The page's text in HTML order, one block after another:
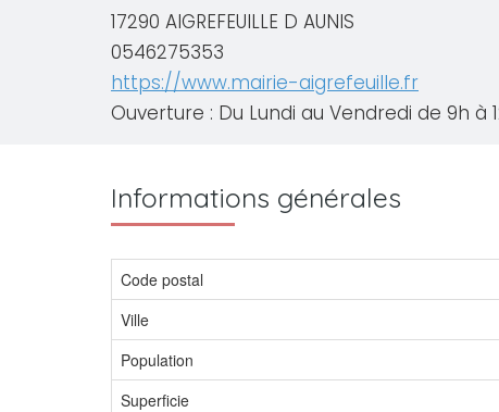
17290 AIGREFEUILLE D AUNIS
0546275353
https://www.mairie-aigrefeuille.fr
Ouverture : Du Lundi au Vendredi de 9h à
Informations générales
Code postal
Ville
Population
Superficie